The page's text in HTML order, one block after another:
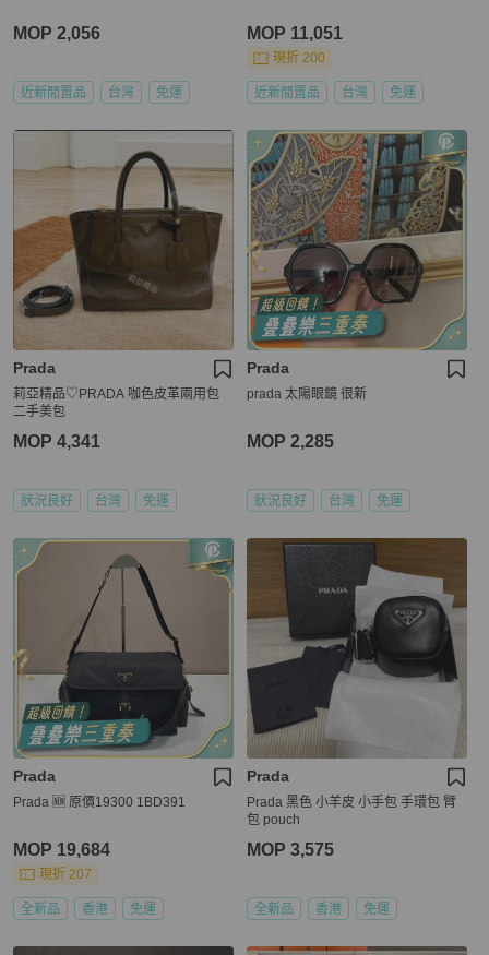
MOP 2,056
近新閒置品 台灣 免運
MOP 11,051
現折 200
近新閒置品 台灣 免運
Prada
莉亞精品♡PRADA 咖色皮革兩用包
二手美包
MOP 4,341
狀況良好 台灣 免運
Prada
prada 太陽眼鏡 很新
MOP 2,285
狀況良好 台灣 免運
Prada
Prada 🆕 原價19300 1BD391
MOP 19,684
現折 207
全新品 香港 免運
Prada
Prada 黑色 小羊皮 小手包 手環包 臂
包 pouch
MOP 3,575
全新品 香港 免運